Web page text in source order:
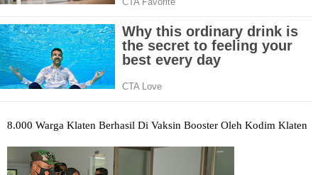
8.000 Warga Klaten Berhasil Di Vaksin Booster Oleh Kodim Klaten